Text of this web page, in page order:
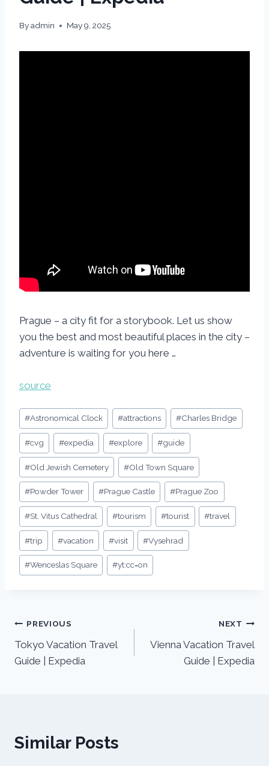
Byadmin May 9, 2025
Prague – a city fit for a storybook. Let us show
you the best and most beautiful places in the city –
adventure is waiting for you here …
source
Post
Tags:
#Astronomical Clock #attractions #Charles Bridge
#cvg #expedia #explore #guide
#Old Jewish Cemetery #Old Town Square
#Powder Tower #Prague Castle #Prague Zoo
#St. Vitus Cathedral #tourism #tourist #travel
#trip #vacation #visit #Vysehrad
#Wenceslas Square #yt:cc=on
Post
navigation
PREVIOUS
Tokyo Vacation Travel
Guide | Expedia
NEXT
Vienna Vacation Travel
Guide | Expedia
Similar Posts